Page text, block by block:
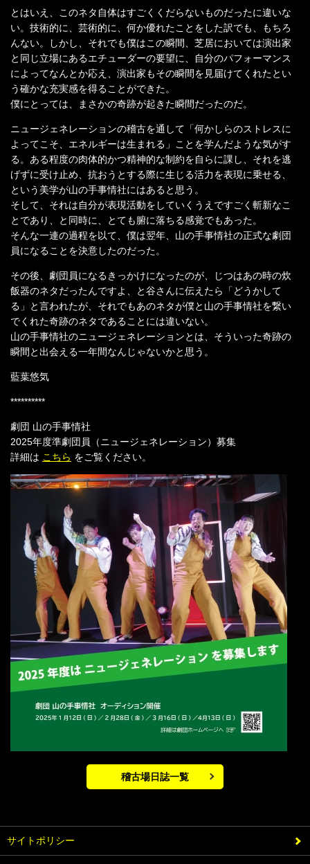
とはいえ、このネタ自体はすごくくだらないものだったに違いな
い。技術的に、芸術的に、何か優れたことをした訳でも、もちろ
んない。しかし、それでも僕はこの瞬間、芝居においては演出家
と同じ立場にあるエチューダーの要望に、自分のパフォーマンス
によってなんとか応え、演出家もその瞬間を見届けてくれたとい
う確かな充実感を得ることができた。
僕にとっては、まさかの奇跡が起きた瞬間だったのだ。
ニュージェネレーションの稽古を通して「何かしらのストレスに
よってこそ、エネルギーは生まれる」ことを学んだような気がす
る。ある程度の肉体的かつ精神的な制約を自らに課し、それを逃
げずに受け止め、抗おうとする際に生じる活力を表現に乗せる、
という美学が山の手事情社にはあると思う。
そして、それは自分が表現活動をしていくうえですごく斬新なこ
とであり、と同時に、とても腑に落ちる感覚でもあった。
そんな一連の過程を以て、僕は翌年、山の手事情社の正式な劇団
員になることを決意したのだった。
その後、劇団員になるきっかけになったのが、じつはあの時の炊
飯器のネタだったんですよ、と谷さんに伝えたら「どうかして
る」と言われたが、それでもあのネタが僕と山の手事情社を繋い
でくれた奇跡のネタであることには違いない。
山の手事情社のニュージェネレーションとは、そういった奇跡の
瞬間と出会える一年間なんじゃないかと思う。
藍葉悠気
**********
劇団 山の手事情社
2025年度準劇団員（ニュージェネレーション）募集
詳細は こちら をご覧ください。
稽古場日誌一覧
サイトポリシー